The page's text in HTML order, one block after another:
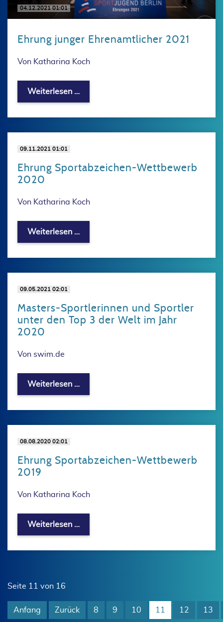
04.12.2021 01:01
Ehrung junger Ehrenamtlicher 2021
Von Katharina Koch
Weiterlesen …
09.11.2021 01:01
Ehrung Sportabzeichen-Wettbewerb
2020
Von Katharina Koch
Weiterlesen …
09.05.2021 02:01
Masters-Sportlerinnen und Sportler
unter den Top 3 der Welt im Jahr
2020
Von swim.de
Weiterlesen …
08.08.2020 02:01
Ehrung Sportabzeichen-Wettbewerb
2019
Von Katharina Koch
Weiterlesen …
Seite 11 von 16
Anfang Zurück 8 9 10 11 12 13